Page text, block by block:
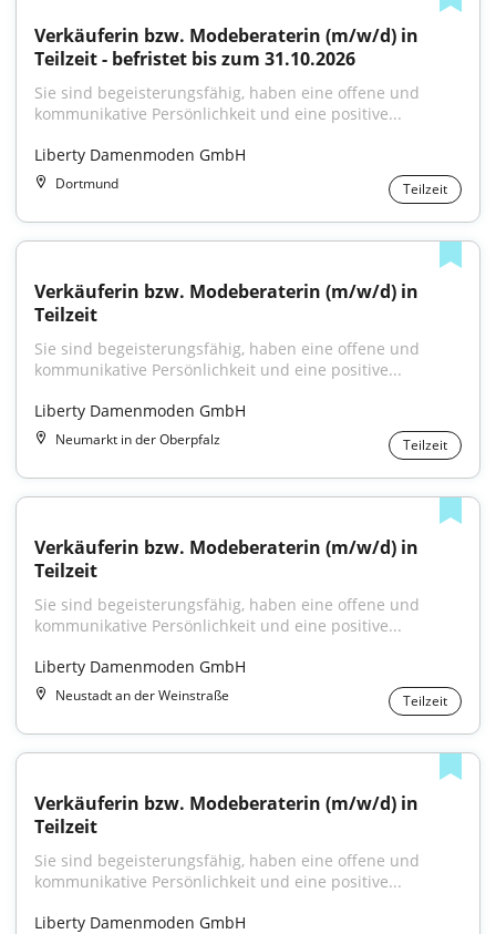
Verkäuferin bzw. Modeberaterin (m/w/d) in
Teilzeit - befristet bis zum 31.10.2026
Sie sind begeisterungsfähig, haben eine offene und
kommunikative Persönlichkeit und eine positive...
Liberty Damenmoden GmbH
Dortmund Teilzeit
Verkäuferin bzw. Modeberaterin (m/w/d) in
Teilzeit
Sie sind begeisterungsfähig, haben eine offene und
kommunikative Persönlichkeit und eine positive...
Liberty Damenmoden GmbH
Neumarkt in der Oberpfalz Teilzeit
Verkäuferin bzw. Modeberaterin (m/w/d) in
Teilzeit
Sie sind begeisterungsfähig, haben eine offene und
kommunikative Persönlichkeit und eine positive...
Liberty Damenmoden GmbH
Neustadt an der Weinstraße Teilzeit
Verkäuferin bzw. Modeberaterin (m/w/d) in
Teilzeit
Sie sind begeisterungsfähig, haben eine offene und
kommunikative Persönlichkeit und eine positive...
Liberty Damenmoden GmbH